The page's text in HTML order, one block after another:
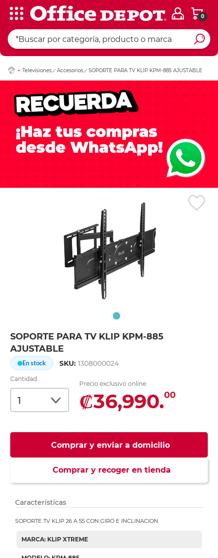
0
Televisiones Accesorios SOPORTE PARA TV KLIP KPM-885 AJUSTABLE
SOPORTE PARA TV KLIP KPM-885
AJUSTABLE
En stock SKU:1308000024
Cantidad
Precio exclusivo online:
₡36,990.00
Comprar y enviar a domicilio
Comprar y recoger en tienda
Ingresar Codigo
Características
SOPORTE TV KLIP 26 A 55 CON GIRO E INCLINACION
MARCA: KLIP XTREME